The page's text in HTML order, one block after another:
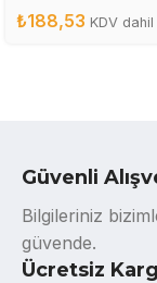
₺188,53 KDV dahil
Güvenli
Bilgileriniz
güvende.
Ücretsiz